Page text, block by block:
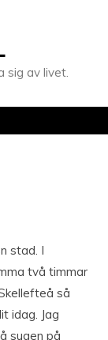
sig av livet.
stad. I
två timmar
så
idag. Jag
sugen på